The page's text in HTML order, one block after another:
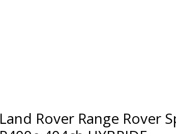
Land Rover Range Rover